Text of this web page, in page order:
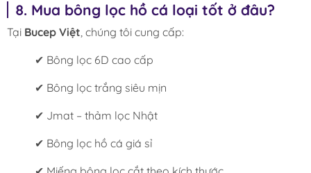
8. Mua bông lọc hồ cá loại tốt ở đâu?
Tại Bucep Việt, chúng tôi cung cấp:
✔ Bông lọc 6D cao cấp
✔ Bông lọc trắng siêu mịn
✔ Jmat – thảm lọc Nhật
✔ Bông lọc hồ cá giá sỉ